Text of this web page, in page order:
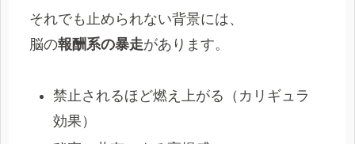
それでも止められない背景には、
脳の報酬系の暴走があります。
禁止されるほど燃え上がる（カリギュラ
効果）